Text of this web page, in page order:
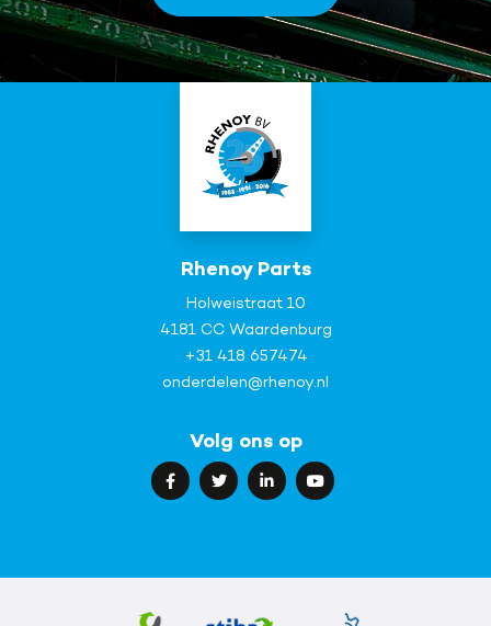
Rhenoy Parts
Holweistraat 10
4181 CC Waardenburg
+31 418 657474
onderdelen@rhenoy.nl
Volg ons op